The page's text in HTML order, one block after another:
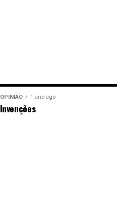
OPINIÃO 1 ano ago
Invenções